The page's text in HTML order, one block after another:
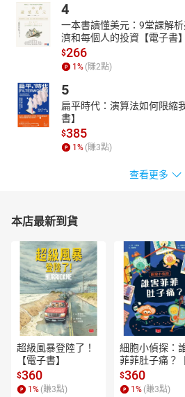
4
一本書讀懂美元：9堂課解
濟和每個人的投資【電子書】
$266
1 % (賺2點)
5
扁平時代：演算法如何限縮
書】
$385
1 % (賺3點)
查看更多
本店最新到貨
超級風暴登陸了！
【電子書】
$360
1 % (賺3點)
細胞小偵探：
菲菲肚子痛？
子書】
$360
1 % (賺3點)